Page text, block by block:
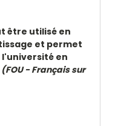
être utilisé en
et permet
en
(FOU - Français sur